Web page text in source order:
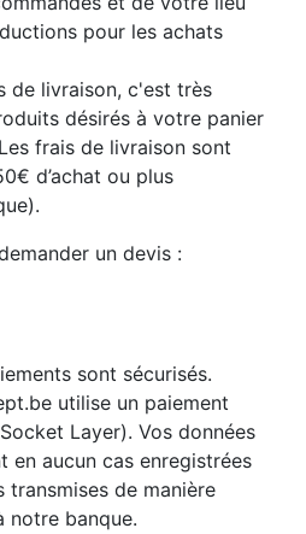
pour les achats
de livraison, c'est très
désirés à votre panier
frais de livraison sont
d’achat ou plus
un devis :
sont sécurisés.
utilise un paiement
Layer). Vos données
en aucun cas enregistrées
transmises de manière
notre banque.